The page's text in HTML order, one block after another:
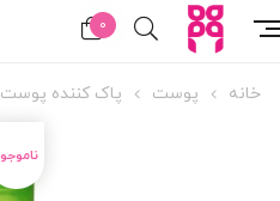
0
خانه پوست پاک کننده پوست